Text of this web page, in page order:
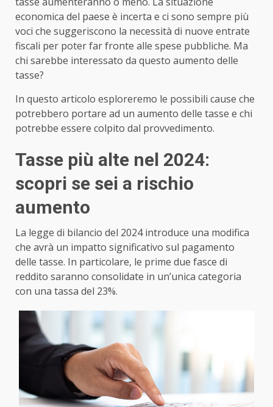
economica del paese è incerta e ci sono sempre più
voci che suggeriscono la necessità di nuove entrate
fiscali per poter far fronte alle spese pubbliche. Ma
chi sarebbe interessato da questo aumento delle
tasse?
In questo articolo esploreremo le possibili cause che
potrebbero portare ad un aumento delle tasse e chi
potrebbe essere colpito dal provvedimento.
Tasse più alte nel 2024:
scopri se sei a rischio
aumento
La legge di bilancio del 2024 introduce una modifica
che avrà un impatto significativo sul pagamento
delle tasse. In particolare, le prime due fasce di
reddito saranno consolidate in un’unica categoria
con una tassa del 23%.